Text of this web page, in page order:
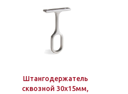
Штангодержатель
сквозной 30x15мм,